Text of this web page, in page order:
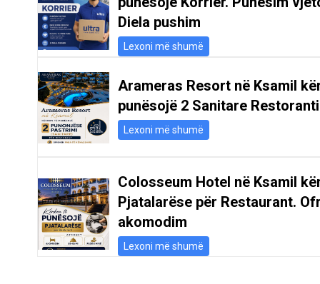
Diela pushim
Lexoni më shumë
Arameras Resort në Ksamil
punësojë 2 Sanitare Restoranti
Lexoni më shumë
Colosseum Hotel në Ksamil
Pjatalarëse për Restaurant.
akomodim
Lexoni më shumë